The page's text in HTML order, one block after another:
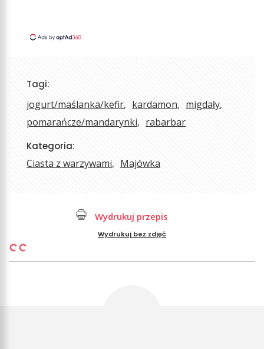
Tagi:
jogurt/maślanka/kefir kardamon
migdały
pomarańcze/mandarynki
rabarbar
Kategoria:
Ciasta z warzywami Majówka
Wydrukuj przepis
Wydrukuj bez zdjęć